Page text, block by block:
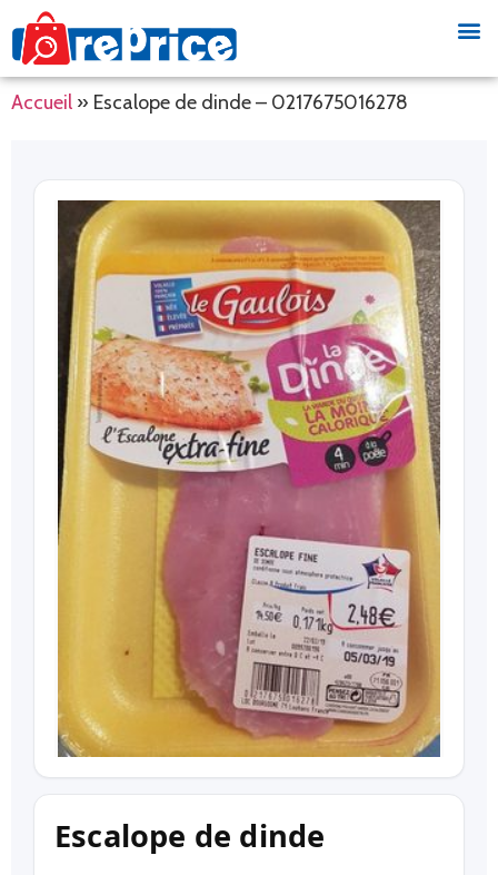
Accueil » Escalope de dinde – 0217675016278
Escalope de dinde